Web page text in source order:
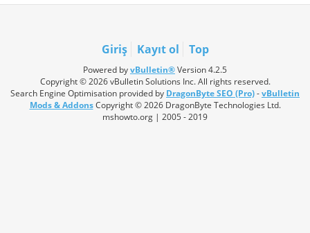
Giriş Kayıt ol Top
Powered byvBulletin®Version 4.2.5
Copyright © 2026 vBulletin Solutions Inc. All rights reserved.
Search Engine Optimisation provided by DragonByte SEO (Pro)-vBulletin
Mods & AddonsCopyright © 2026 DragonByte Technologies Ltd.
mshowto.org | 2005 - 2019